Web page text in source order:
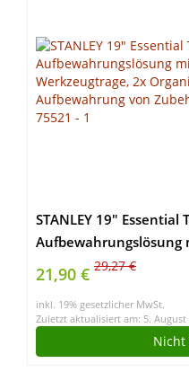
STANLEY 19″
Werkzeugtrage, 2x
Aufbewahrung von
STST1-75521
21,90 € 29,27 €
inkl. 19% gesetzlicher MwSt.
Zuletzt aktualisiert am: 5. August
Nicht